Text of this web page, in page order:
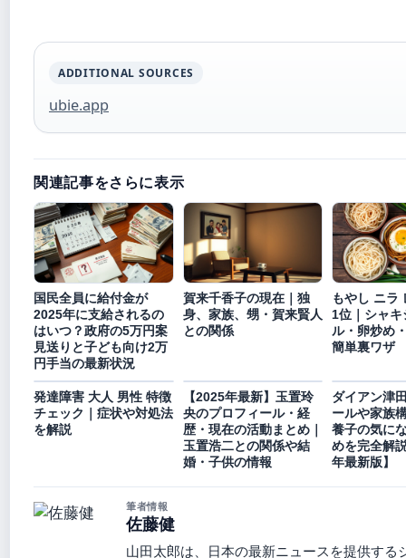
ADDITIONAL SOURCES
ubie.app
関連記事をさらに表示
国民全員に給付金が
2025年に支給されるの
はいつ？政府の5万円案
見送りと子ども向け2万
円手当の最新状況
賀来千香子の現在｜独
身、家族、甥・賀来賢人
との関係
もやし ニラ
1位｜シャ
ル・卵炒め
簡単裏ワザ
発達障害 大人 男性 特徴
チェック｜症状や対処法
を解説
【2025年最新】玉置玲
央のプロフィール・経
歴・現在の活動まとめ｜
玉置浩二との関係や結
婚・子供の情報
ダイアン津
ールや家族
養子の気に
めを完全解
年最新版】
筆者情報
佐藤健
山田太郎は、日本の最新ニュースを提供する